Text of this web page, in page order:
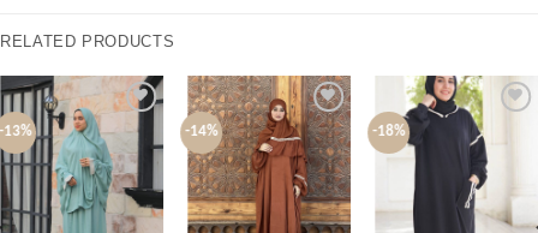
RELATED PRODUCTS
13% -14%
Add to
wishlist
-18%